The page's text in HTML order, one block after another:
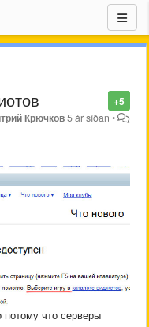
+5
Крючков5 ár síðan •
что серверы